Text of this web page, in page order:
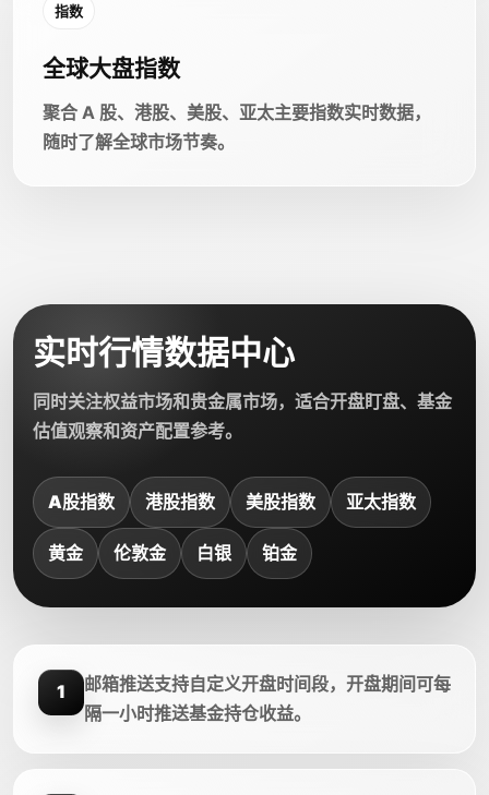
指数
全球大盘指数
聚合 A 股、港股、美股、亚太主要指数实时数据，
随时了解全球市场节奏。
实时行情数据中心
同时关注权益市场和贵金属市场，适合开盘盯盘、基金
估值观察和资产配置参考。
A股指数 港股指数 美股指数 亚太指数
黄金 伦敦金 白银 铂金
1
邮箱推送支持自定义开盘时间段，开盘期间可每
隔一小时推送基金持仓收益。